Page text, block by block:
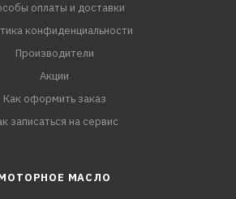
оплаты и доставки
конфиденциальности
Производители
Акции
Как оформить заказ
записаться на сервис
МАСЛО